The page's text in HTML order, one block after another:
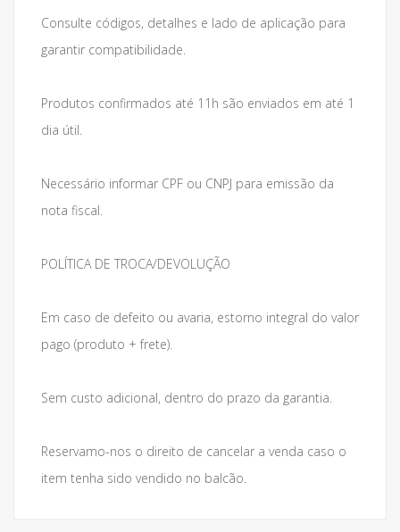
Consulte códigos, detalhes e lado de aplicação para
garantir compatibilidade.
Produtos confirmados até 11h são enviados em até 1
dia útil.
Necessário informar CPF ou CNPJ para emissão da
nota fiscal.
POLÍTICA DE TROCA/DEVOLUÇÃO
Em caso de defeito ou avaria, estorno integral do valor
pago (produto + frete).
Sem custo adicional, dentro do prazo da garantia.
Reservamo-nos o direito de cancelar a venda caso o
item tenha sido vendido no balcão.